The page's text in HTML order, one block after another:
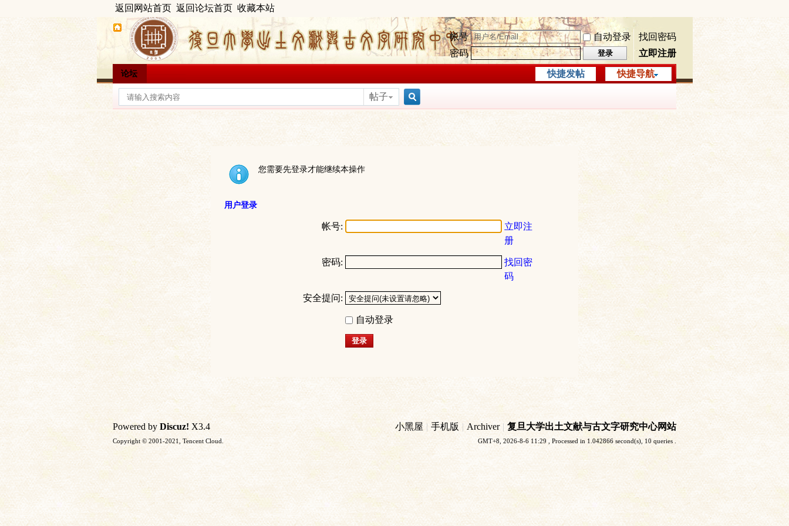
返回网站首页 返回论坛首页 收藏本站
帐号 自动登录
找回密码
密码
登录 立即注册
快捷导航
论坛 快捷发帖
帖子
您需要先登录才能继续本操作
用户登录
帐号:
立即注
册
密码:
找回密
码
安全提问:
自动登录
登录
小黑屋 | 手机版 | Archiver | 复旦大学出土文献与古文字研究中心网站
GMT+8, 2026-8-6 11:29 , Processed in 1.042866 second(s), 10 queries .
Powered by Discuz! X3.4
Copyright © 2001-2021, Tencent Cloud.